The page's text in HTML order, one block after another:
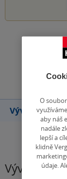
Vývoj ceny
Vývoj ceny
O
aby náš
nadále
lepší a
klidně
údaje.